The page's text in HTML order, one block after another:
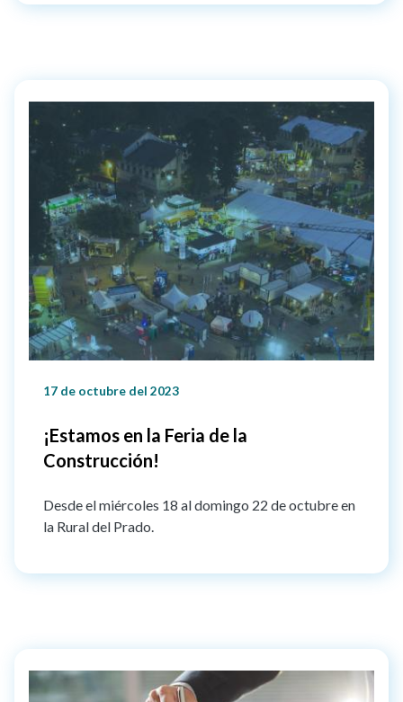
17 de octubre del 2023
¡Estamos en la Feria de la
Construcción!
Desde el miércoles 18 al domingo 22 de octubre en
la Rural del Prado.